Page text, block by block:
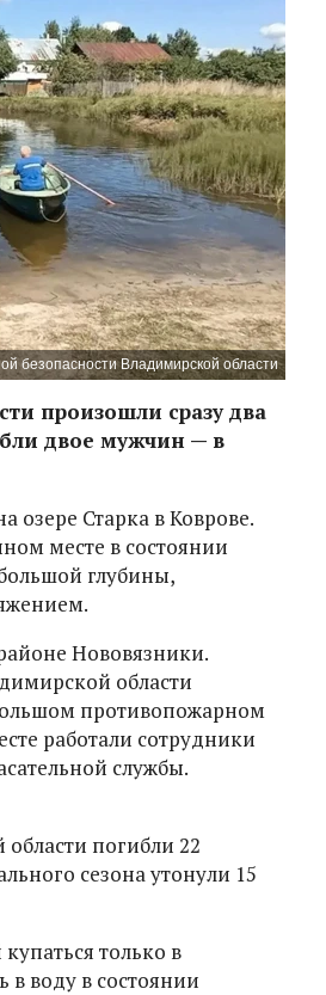
безопасности Владимирской области
произошли сразу два
двое мужчин — в
озере Старка в Коврове.
месте в состоянии
глубины,
Нововязники.
области
противопожарном
работали сотрудники
службы.
погибли 22
сезона утонули 15
только в
воду в состоянии